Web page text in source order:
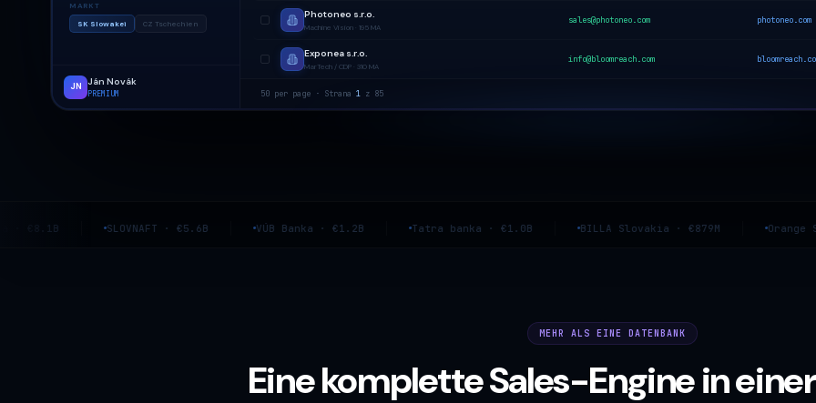
MARKT
SK Slowakei
CZ Tschechien
JN Ján Novák
PREMIUM
Photoneo s.r.o.
Machine Vision · 195 MA
sales@photoneo.com photoneo.com
Exponea s.r.o.
MarTech / CDP · 310 MA
info@bloomreach.com
50 per page · Strana 1 z 85
SLOVNAFT · €5.6B VÚB Banka · €1.2B Tatra banka · €1.0B BILLA Slovakia · €879M Orange Slovensko ·
MEHR ALS EINE DATENBANK
Eine komplette Sales-Engine in